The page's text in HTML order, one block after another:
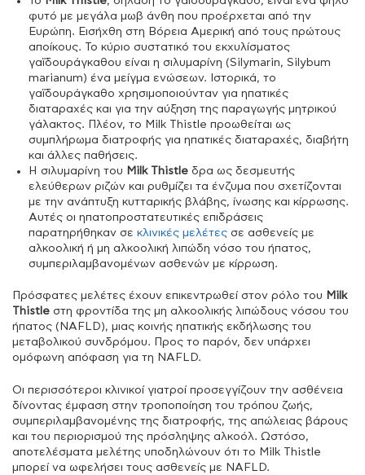
φυτό με μεγάλα μωβ άνθη που προέρχεται από την
Ευρώπη. Εισήχθη στη Βόρεια Αμερική από τους πρώτους
αποίκους. Το κύριο συστατικό του εκχυλίσματος
γαϊδουράγκαθου είναι η σιλυμαρίνη (Silymarin, Silybum
marianum) ένα μείγμα ενώσεων. Ιστορικά, το
γαϊδουράγκαθο χρησιμοποιούνταν για ηπατικές
διαταραχές και για την αύξηση της παραγωγής μητρικού
γάλακτος. Πλέον, το Milk Thistle προωθείται ως
συμπλήρωμα διατροφής για ηπατικές διαταραχές, διαβήτη
και άλλες παθήσεις.
Η σιλυμαρίνη του Milk Thistle δρα ως δεσμευτής
ελεύθερων ριζών και ρυθμίζει τα ένζυμα που σχετίζονται
με την ανάπτυξη κυτταρικής βλάβης, ίνωσης και κίρρωσης.
Αυτές οι ηπατοπροστατευτικές επιδράσεις
παρατηρήθηκαν σε κλινικές μελέτες σε ασθενείς με
αλκοολική ή μη αλκοολική λιπώδη νόσο του ήπατος,
συμπεριλαμβανομένων ασθενών με κίρρωση.
Πρόσφατες μελέτες έχουν επικεντρωθεί στον ρόλο του Milk
Thistle στη φροντίδα της μη αλκοολικής λιπώδους νόσου του
ήπατος (NAFLD), μιας κοινής ηπατικής εκδήλωσης του
μεταβολικού συνδρόμου. Προς το παρόν, δεν υπάρχει
ομόφωνη απόφαση για τη NAFLD.
Οι περισσότεροι κλινικοί γιατροί προσεγγίζουν την ασθένεια
δίνοντας έμφαση στην τροποποίηση του τρόπου ζωής,
συμπεριλαμβανομένης της διατροφής, της απώλειας βάρους
και του περιορισμού της πρόσληψης αλκοόλ. Ωστόσο,
αποτελέσματα μελέτης υποδηλώνουν ότι το Milk Thistle
μπορεί να ωφελήσει τους ασθενείς με NAFLD.